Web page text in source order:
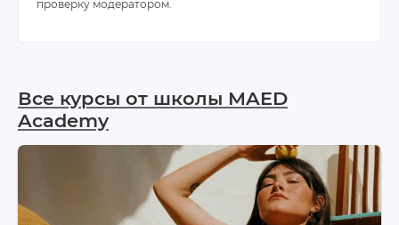
проверку модератором.
Все курсы от школы MAED
Academy